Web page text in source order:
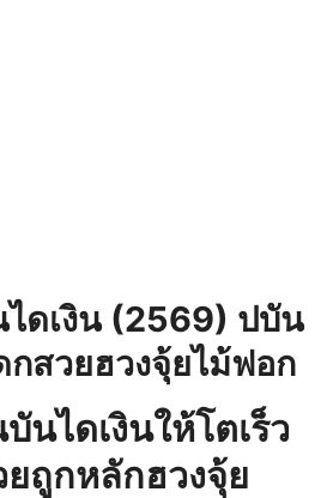
ดเงิน (2569) ปบัน
กสวยฮวงจุ้ยไม้ฟอก
นไดเงินให้โตเร็ว
ถูกหลักฮวงจุ้ย